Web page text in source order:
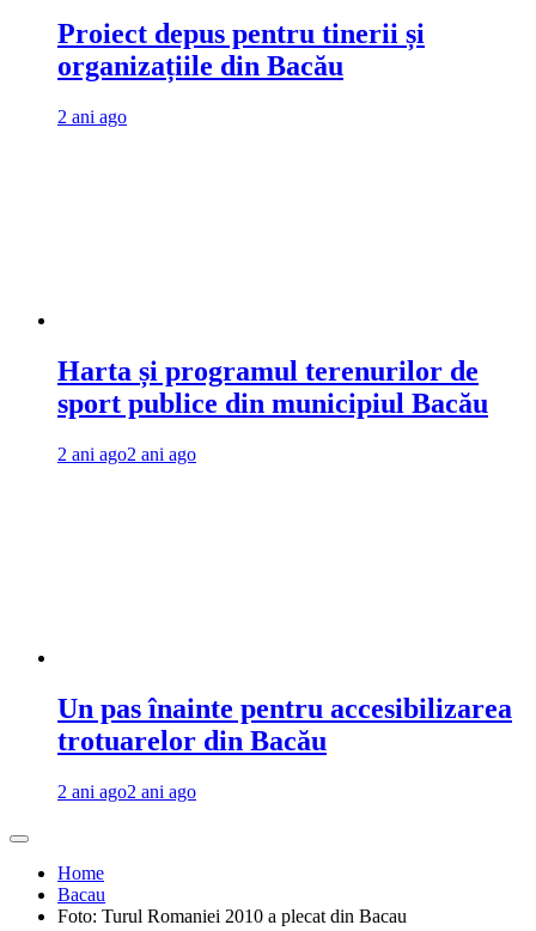
Proiect depus pentru tinerii și
organizațiile din Bacău
2 ani ago
Harta și programul terenurilor de
sport publice din municipiul Bacău
2 ani ago2 ani ago
Un pas înainte pentru accesibilizarea
trotuarelor din Bacău
2 ani ago2 ani ago
Home
Bacau
Foto: Turul Romaniei 2010 a plecat din Bacau